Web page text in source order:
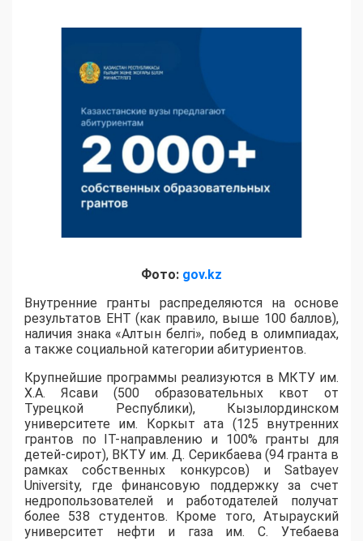
Фото: gov.kz
Внутренние гранты распределяются на основе
результатов ЕНТ (как правило, выше 100 баллов),
наличия знака «Алтын белгі», побед в олимпиадах,
а также социальной категории абитуриентов.
​Крупнейшие программы реализуются в МКТУ им.
Х.А. Ясави (500 образовательных квот от
Турецкой Республики), Кызылординском
университете им. Коркыт ата (125 внутренних
грантов по IT-направлению и 100% гранты для
детей-сирот), ВКТУ им. Д. Серикбаева (94 гранта в
рамках собственных конкурсов) и Satbayev
University, где финансовую поддержку за счет
недропользователей и работодателей получат
более 538 студентов. Кроме того, Атырауский
университет нефти и газа им. С. Утебаева